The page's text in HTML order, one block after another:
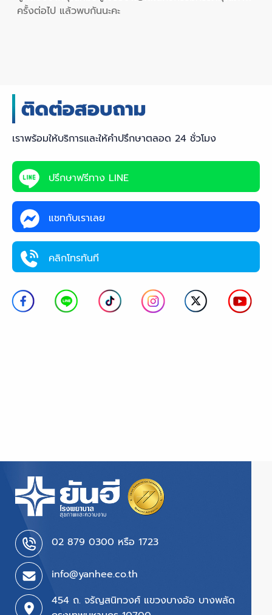
ครั้งต่อไป แล้วพบกันนะคะ
เราพร้อมให้บริการและให้คำปรึกษาตลอด 24 ชั่วโมง
ปรึกษาฟรีทาง LINE
แชทกับเราเลย
คลิกโทรทันที
02 879 0300 หรือ 1723
info@yanhee.co.th
454 ถ. จรัญสนิทวงศ์ แขวงบางอ้อ บางพลัด